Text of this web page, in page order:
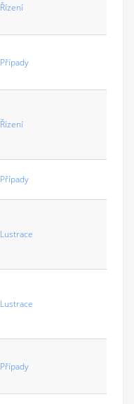
Řízení
Případy
Řízení
Případy
Lustrace
Lustrace
Případy